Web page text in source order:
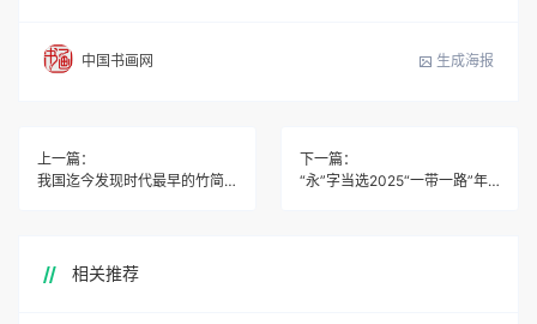
中国书画网 生成海报
上一篇：
我国迄今发现时代最早的竹简在湖北展出
下一篇：
“永”字当选2025“一带一路”年度汉字
相关推荐